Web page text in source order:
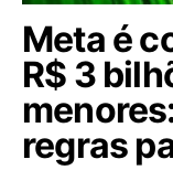
Meta é
R$ 3
regras